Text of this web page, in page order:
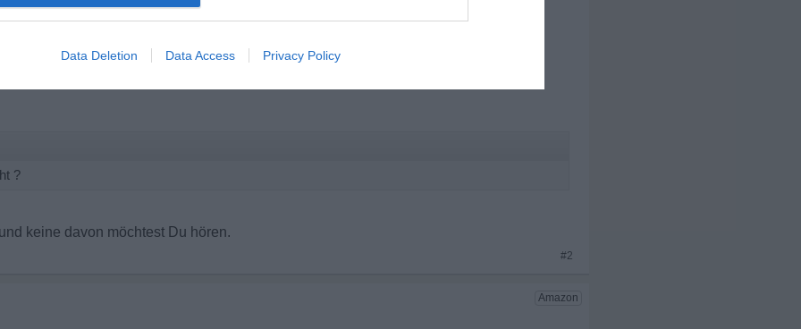
Data Deletion Data Access Privacy Policy
Du fast krankhaft eifersüchtig (besitzergreifend) bist.
weißt, was er macht oder wo er ist, das kleine Teufelchen vorgaukeln, er ist bei
?
keine davon möchtest Du hören.
#2